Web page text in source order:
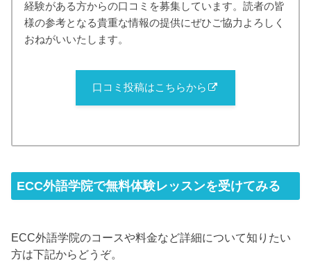
経験がある方からの口コミを募集しています。読者の皆
様の参考となる貴重な情報の提供にぜひご協力よろしく
おねがいいたします。
口コミ投稿はこちらから
ECC外語学院で無料体験レッスンを受けてみる
ECC外語学院のコースや料金など詳細について知りたい
方は下記からどうぞ。